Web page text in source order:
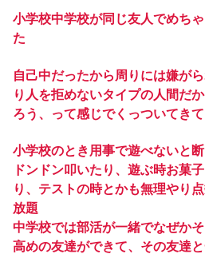
小学校中学校が同じ友人でめち
た
自己中だったから周りには嫌が
り人を拒めないタイプの人間だ
ろう、って感じでくっついてきて
小学校のとき用事で遊べないと
ドンドン叩いたり、遊ぶ時お菓
り、テストの時とかも無理やり
放題
中学校では部活が一緒でなぜか
高めの友達ができて、その友達